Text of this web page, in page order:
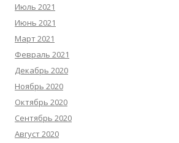
Июль 2021
Июнь 2021
Март 2021
Февраль 2021
Декабрь 2020
Ноябрь 2020
Октябрь 2020
Сентябрь 2020
Август 2020